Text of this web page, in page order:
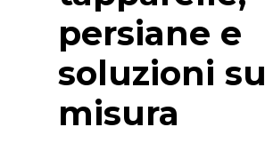
persiane e
soluzioni su
misura